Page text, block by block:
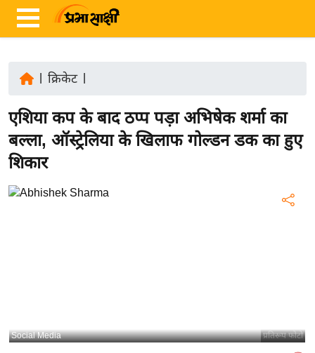
ज़ा
ख
ब
र
रा
य
क्रिकेट|
एशिया कप के बाद ठप्प पड़ा अभिषेक शर्मा का
बल्ला, ऑस्ट्रेलिया के खिलाफ गोल्डन डक का हुए
शिकार
प्रतिरूप फोटो
Social Media